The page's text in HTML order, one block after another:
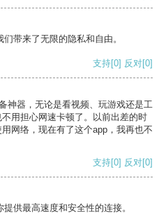
带来了无限的隐私和自由。
支持[0] 反对[0]
神器，无论是看视频、玩游戏还是工
用担心网速卡顿了。以前出差的时
网络，现在有了这个app，我再也不
支持[0] 反对[0]
供最高速度和安全性的连接。